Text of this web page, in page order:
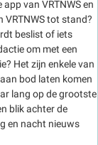
van VRTNWS en
VRTNWS tot stand?
beslist of iets
om met een
Het zijn enkele van
bod laten komen
lang op de grootste
blik achter de
en nacht nieuws